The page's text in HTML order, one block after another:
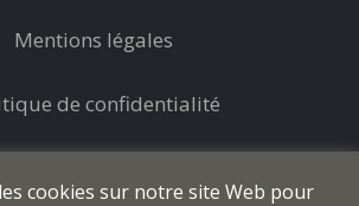
Mentions légales
de confidentialité
cookies sur notre site Web pour